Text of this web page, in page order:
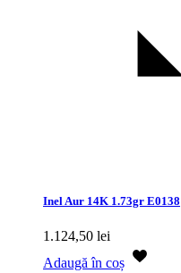
Inel Aur 14K 1.73gr E0138
1.124,50 lei
Adaugă în coș